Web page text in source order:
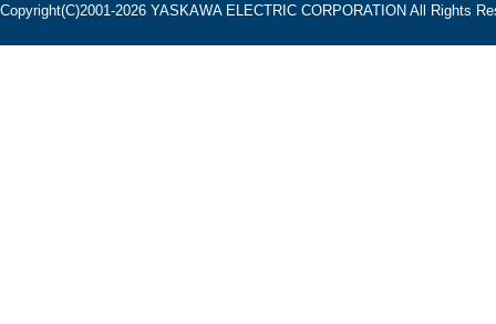
Copyright(C)2001‐2026 YASKAWA ELECTRIC CORPORATION All Rights